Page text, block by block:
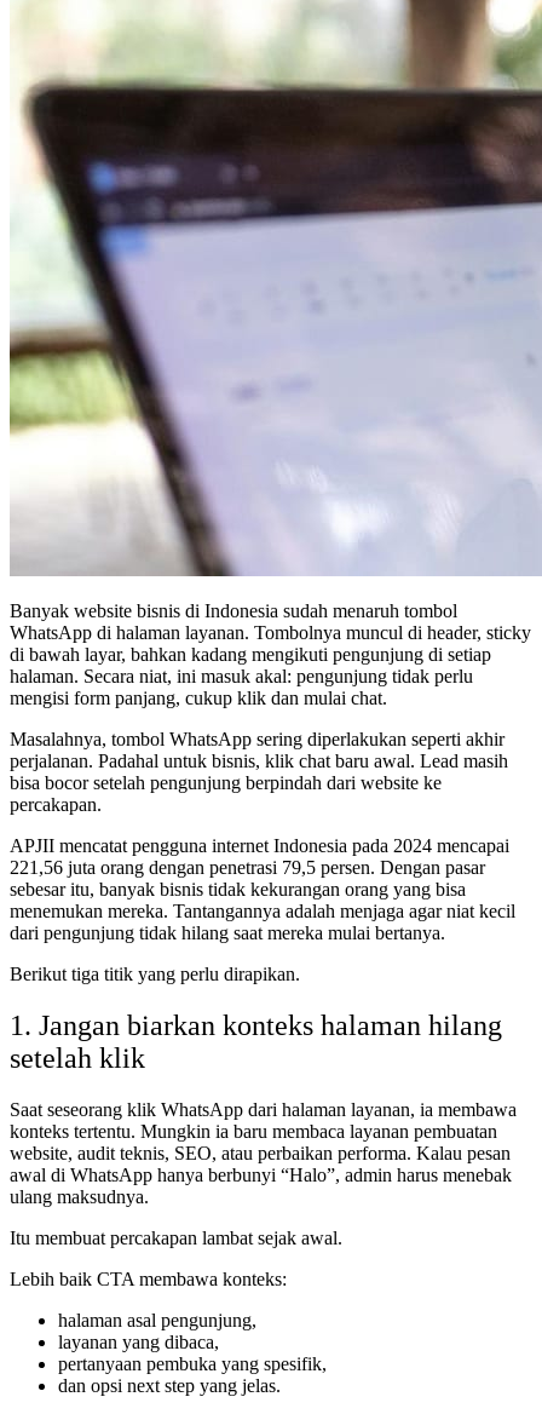
Banyak website bisnis di Indonesia sudah menaruh tombol
WhatsApp di halaman layanan. Tombolnya muncul di header, sticky
di bawah layar, bahkan kadang mengikuti pengunjung di setiap
halaman. Secara niat, ini masuk akal: pengunjung tidak perlu
mengisi form panjang, cukup klik dan mulai chat.
Masalahnya, tombol WhatsApp sering diperlakukan seperti akhir
perjalanan. Padahal untuk bisnis, klik chat baru awal. Lead masih
bisa bocor setelah pengunjung berpindah dari website ke
percakapan.
APJII mencatat pengguna internet Indonesia pada 2024 mencapai
221,56 juta orang dengan penetrasi 79,5 persen. Dengan pasar
sebesar itu, banyak bisnis tidak kekurangan orang yang bisa
menemukan mereka. Tantangannya adalah menjaga agar niat kecil
dari pengunjung tidak hilang saat mereka mulai bertanya.
Berikut tiga titik yang perlu dirapikan.
1. Jangan biarkan konteks halaman hilang
setelah klik
Saat seseorang klik WhatsApp dari halaman layanan, ia membawa
konteks tertentu. Mungkin ia baru membaca layanan pembuatan
website, audit teknis, SEO, atau perbaikan performa. Kalau pesan
awal di WhatsApp hanya berbunyi “Halo”, admin harus menebak
ulang maksudnya.
Itu membuat percakapan lambat sejak awal.
Lebih baik CTA membawa konteks:
halaman asal pengunjung,
layanan yang dibaca,
pertanyaan pembuka yang spesifik,
dan opsi next step yang jelas.